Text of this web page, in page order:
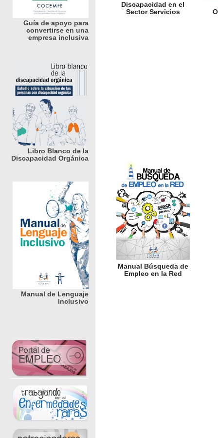
Guía de apoyo para
convertirse en una
empresa inclusiva
Libro Blanco de la
Discapacidad Orgánica
Manual de Lenguaje
Inclusivo
Discapacidad en el
Sector Servicios
Manual Búsqueda de
Empleo en la Red